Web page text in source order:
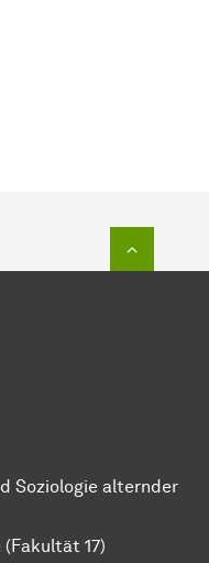
Soziologie alternder
17)